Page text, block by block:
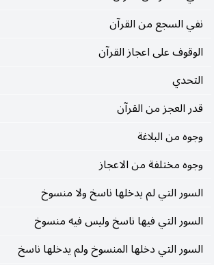
نفي السجع من القرآن
الوقوف على اعجاز القرآن
التحدي
قدر العجز من القرآن
وجوه من البلاغة
وجوه مختلفة من الاعجاز
السور التي لم يدخلها ناسخ ولا منسوخ
السور التي فيها ناسخ وليس فيه منسوخ
السور التي دخلها المنسوخ ولم يدخلها ناسخ